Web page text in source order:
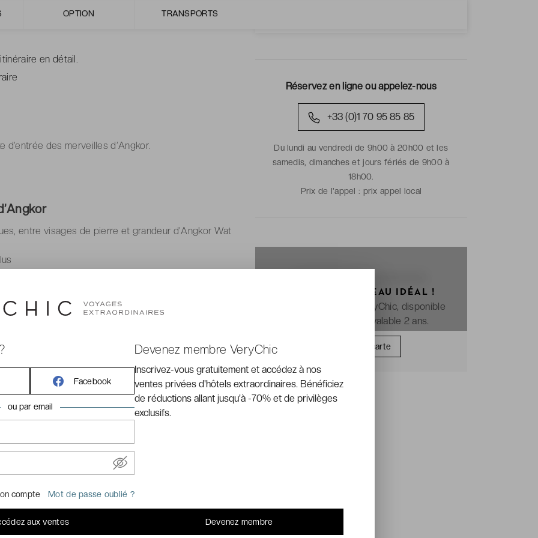
OPTION TRANSPORTS
en détail.
des merveilles d’Angkor.
entre visages de pierre et grandeur d’Angkor Wat
Sap et rencontre avec la vie rurale cambodgienne
en option
possibilité d’excursion vers Banteay Srei et Banteay
ancestral, maisons traditionnelles et expérience
Réservez en ligne ou appelez-nous
+33 (0)1 70 95 85 85
Du lundi au vendredi de 9h00 à 20h00 et les
samedis, dimanches et jours fériés de 9h00 à
18h00.
Prix de l'appel : prix appel local
OFFREZ LE CADEAU IDÉAL !
La e-carte cadeau VeryChic, disponible
immédiatement et valable 2 ans.
Offrir une carte
Facebook
ou par email
compte Mot de passe oublié ?
aux ventes
Devenez membre VeryChic
Inscrivez-vous gratuitement et accédez à nos
ventes privées d'hôtels extraordinaires. Bénéficiez
de réductions allant jusqu'à -70% et de privilèges
exclusifs.
Devenez membre